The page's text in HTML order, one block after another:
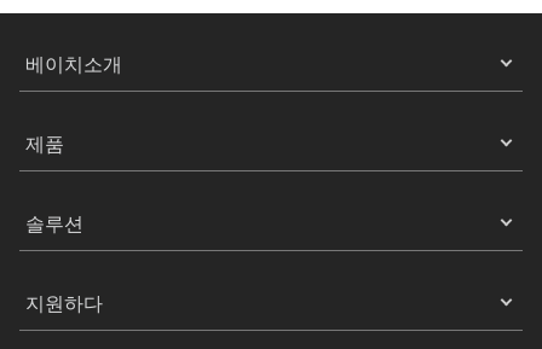
베이치소개
제품
솔루션
지원하다